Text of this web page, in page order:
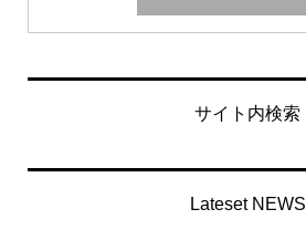
サイト内検索
Lateset NEWS